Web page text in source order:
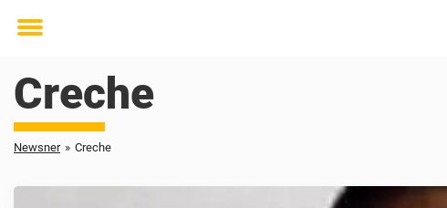
Toggle
Creche
Newsner » Creche